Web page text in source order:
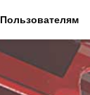
Пользователям